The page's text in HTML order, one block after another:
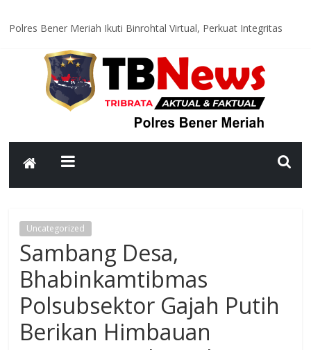
Polres Bener Meriah Ikuti Binrohtal Virtual, Perkuat Integritas
Satlantas Polres Bener Meriah Hadir di Titik Rawan, Wujudkan
Lalu Lintas Aman dan Lancar bagi Masyarakat
Polsek Syiah Utama Monitoring Huntara, Pastikan Warga
Terdampak Bencana Tempati Hunian yang Layak
Polsek Pintu Rime Gayo Pantau Akses Jalan dan Jembatan
Jagung, Dukung Ketahanan Pangan Nasional
Uncategorized
Sambang Desa,
Bhabinkamtibmas
Polsubsektor Gajah Putih
Berikan Himbauan